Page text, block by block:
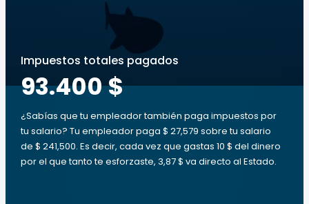
Impuestos totales pagados
93.400 $
¿Sabías que tu empleador también paga impuestos por
tu salario? Tu empleador paga $ 27,579 sobre tu salario
de $ 241,500. Es decir, cada vez que gastas 10 $ del dinero
por el que tanto te esforzaste, 3,87 $ va directo al Estado.